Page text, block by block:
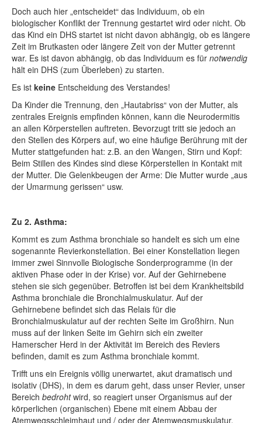
Doch auch hier „entscheidet“ das Individuum, ob ein
biologischer Konflikt der Trennung gestartet wird oder nicht. Ob
das Kind ein DHS startet ist nicht davon abhängig, ob es längere
Zeit im Brutkasten oder längere Zeit von der Mutter getrennt
war. Es ist davon abhängig, ob das Individuum es für notwendig
hält ein DHS (zum Überleben) zu starten.
Es ist keine Entscheidung des Verstandes!
Da Kinder die Trennung, den „Hautabriss“ von der Mutter, als
zentrales Ereignis empfinden können, kann die Neurodermitis
an allen Körperstellen auftreten. Bevorzugt tritt sie jedoch an
den Stellen des Körpers auf, wo eine häufige Berührung mit der
Mutter stattgefunden hat: z.B. an den Wangen, Stirn und Kopf:
Beim Stillen des Kindes sind diese Körperstellen in Kontakt mit
der Mutter. Die Gelenkbeugen der Arme: Die Mutter wurde „aus
der Umarmung gerissen“ usw.
Zu 2. Asthma:
Kommt es zum Asthma bronchiale so handelt es sich um eine
sogenannte Revierkonstellation. Bei einer Konstellation liegen
immer zwei Sinnvolle Biologische Sonderprogramme (in der
aktiven Phase oder in der Krise) vor. Auf der Gehirnebene
stehen sie sich gegenüber. Betroffen ist bei dem Krankheitsbild
Asthma bronchiale die Bronchialmuskulatur. Auf der
Gehirnebene befindet sich das Relais für die
Bronchialmuskulatur auf der rechten Seite im Großhirn. Nun
muss auf der linken Seite im Gehirn sich ein zweiter
Hamerscher Herd in der Aktivität im Bereich des Reviers
befinden, damit es zum Asthma bronchiale kommt.
Trifft uns ein Ereignis völlig unerwartet, akut dramatisch und
isolativ (DHS), in dem es darum geht, dass unser Revier, unser
Bereich bedrohtwird, so reagiert unser Organismus auf der
körperlichen (organischen) Ebene mit einem Abbau der
Atemwegsschleimhaut und / oder der Atemwegsmuskulatur.